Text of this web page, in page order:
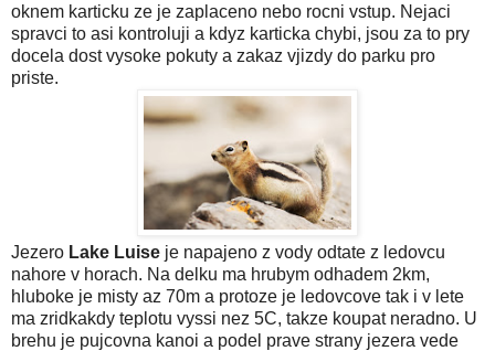
oknem karticku ze je zaplaceno nebo rocni vstup. Nejaci
spravci to asi kontroluji a kdyz karticka chybi, jsou za to pry
docela dost vysoke pokuty a zakaz vjizdy do parku pro
priste.
Jezero Lake Luise je napajeno z vody odtate z ledovcu
nahore v horach. Na delku ma hrubym odhadem 2km,
hluboke je misty az 70m a protoze je ledovcove tak i v lete
ma zridkakdy teplotu vyssi nez 5C, takze koupat neradno. U
brehu je pujcovna kanoi a podel prave strany jezera vede